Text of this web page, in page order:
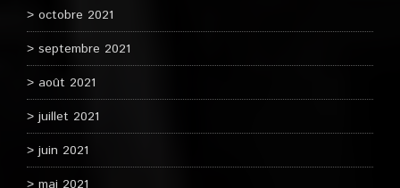
octobre 2021
septembre 2021
août 2021
juillet 2021
juin 2021
mai 2021